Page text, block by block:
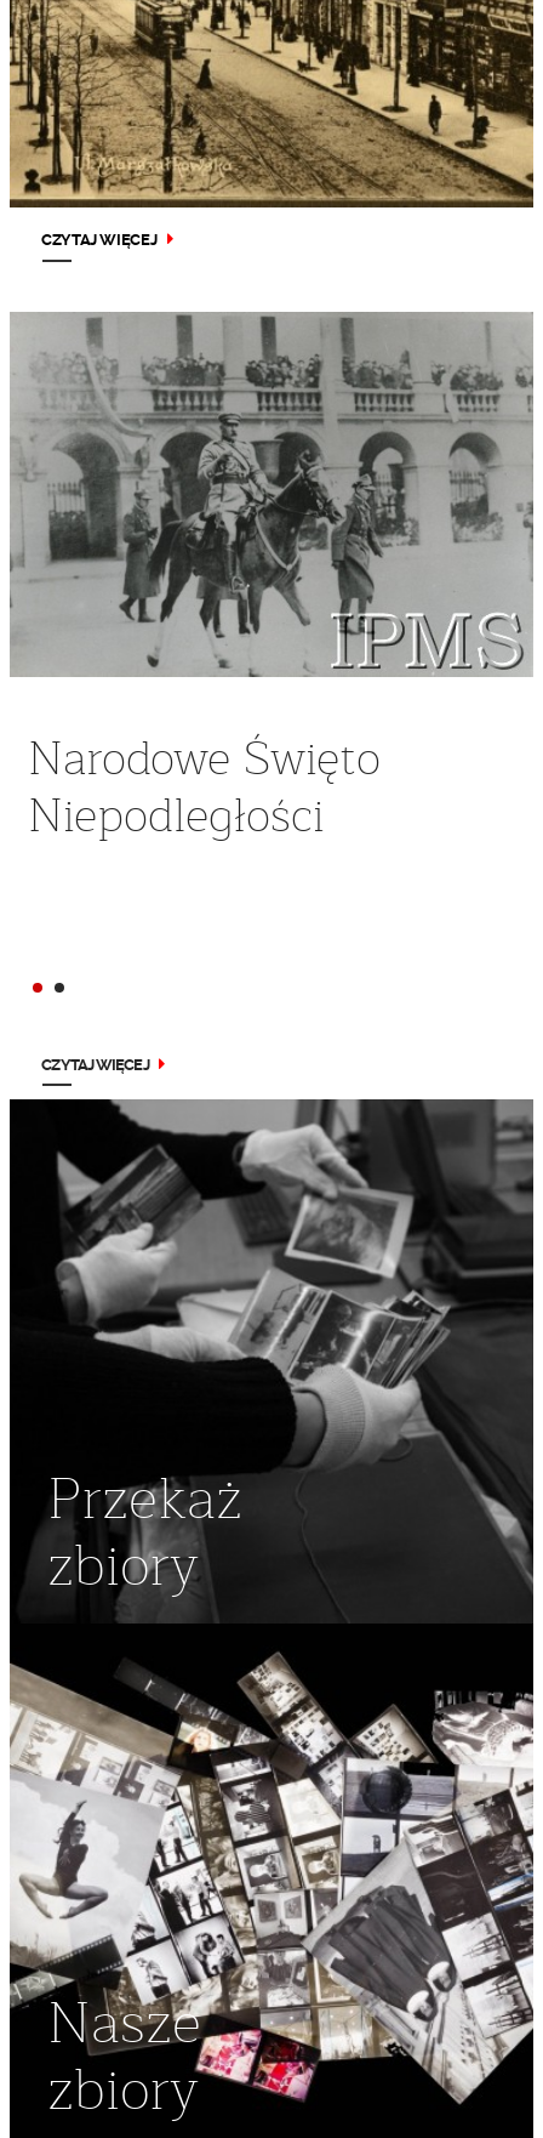
CZYTAJ WIĘCEJ
Narodowe Święto
Niepodległości
CZYTAJ WIĘCEJ
Przekaż
zbiory
Nasze
zbiory